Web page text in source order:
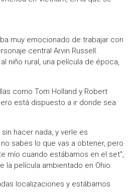
muy emocionado de trabajar con
central Arvin Russell.
niño rural, una película de época,
como Tom Holland y Robert
está dispuesto a ir donde sea
hacer nada, y verle es
sabes lo que vas a obtener, pero
mío cuando estábamos en el set",
la película ambientado en Ohio.
localizaciones y estábamos